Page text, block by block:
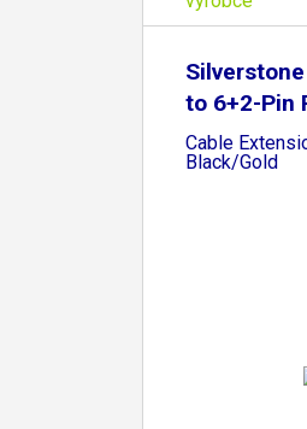
to 6+2-Pin
Cable
Black/Gold